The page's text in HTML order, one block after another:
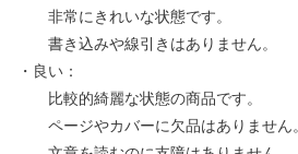
非常にきれいな状態です。
書き込みや線引きはありません。
・良い：
比較的綺麗な状態の商品です。
ページやカバーに欠品はありません。